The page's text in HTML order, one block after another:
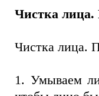
Чистка лица.
Чистка лица.
1. Умываем